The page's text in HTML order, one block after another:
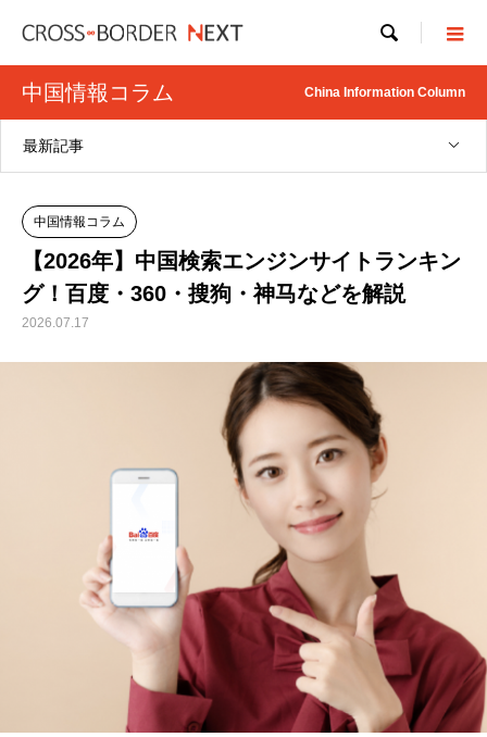

中国情報コラム China Information Column
最新記事
中国情報コラム
【2026年】中国検索エンジンサイトランキン
グ！百度・360・搜狗・神马などを解説
2026.07.17